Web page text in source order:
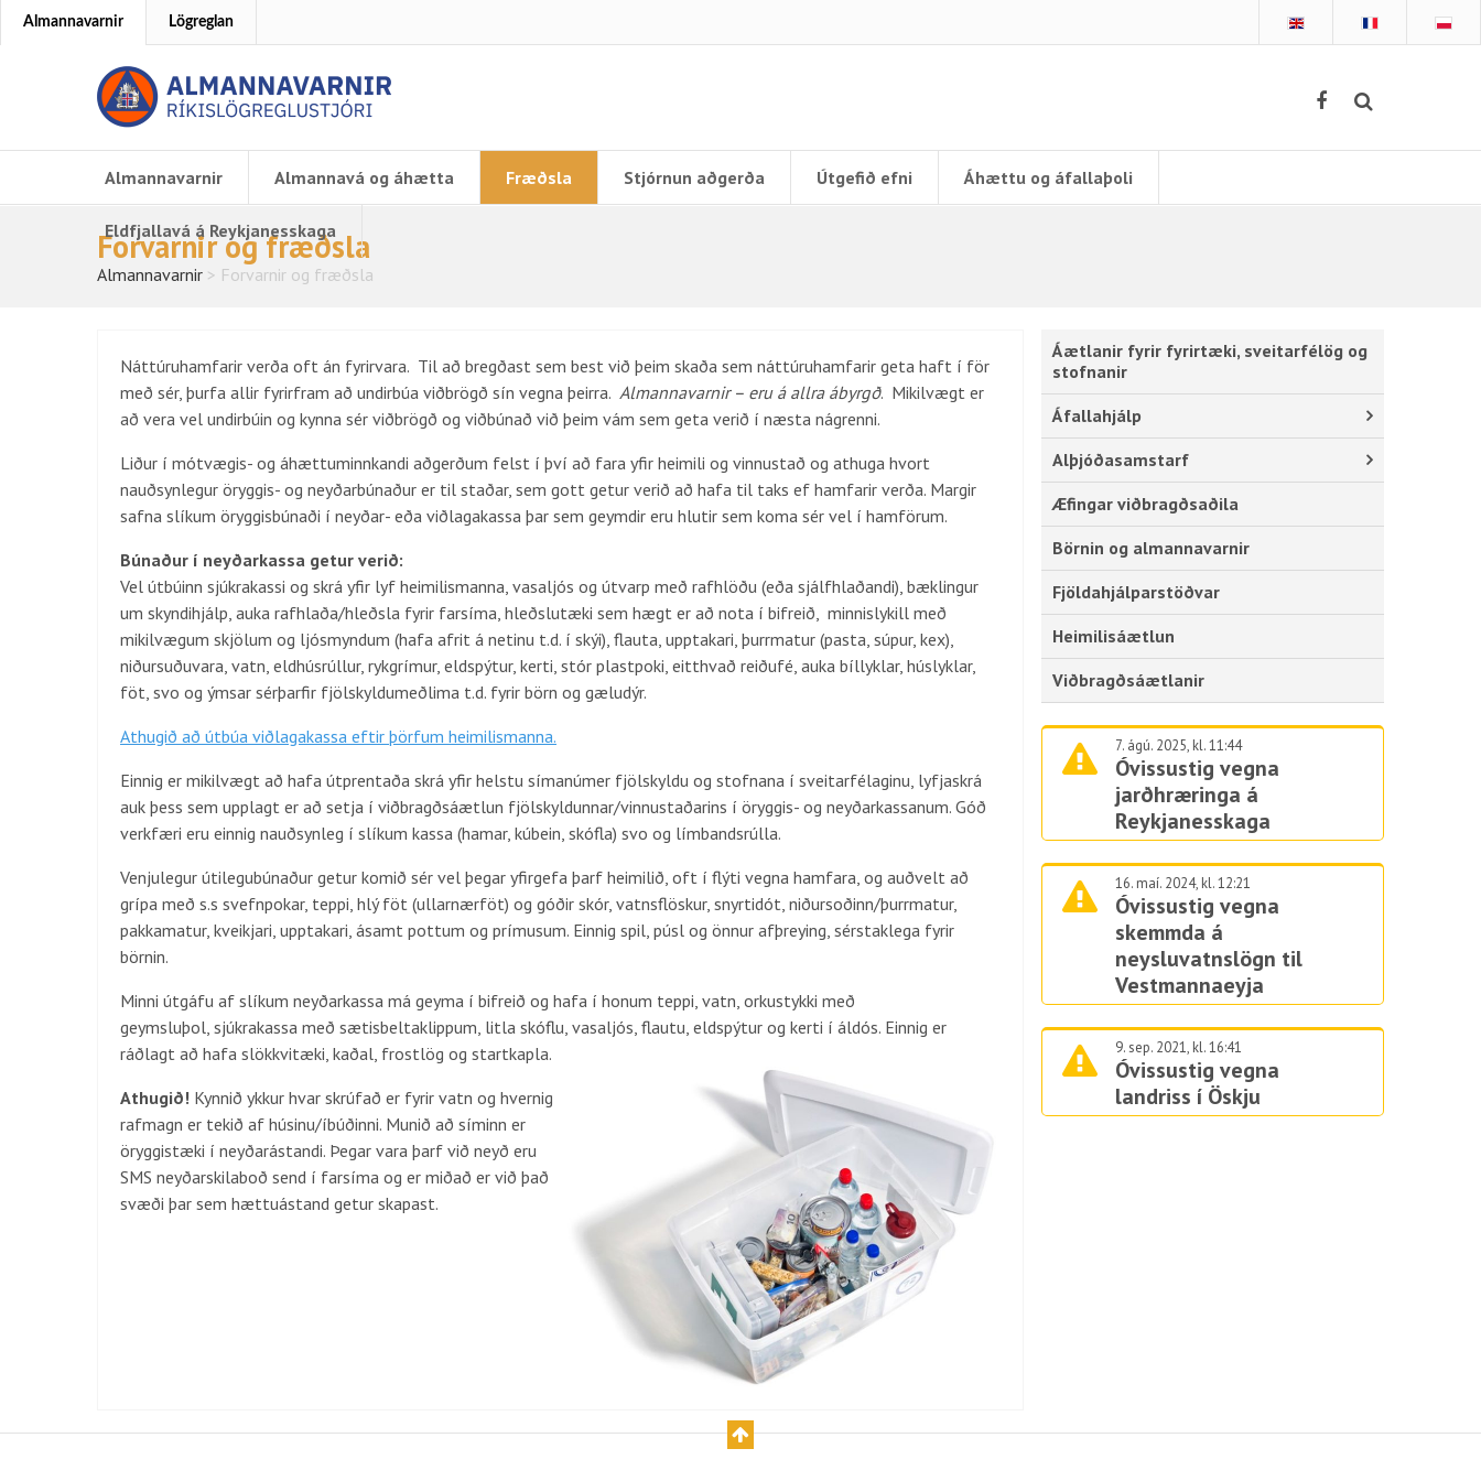
Almannavarnir Lögreglan
Almannavarnir Almannavá og áhætta Fræðsla Stjórnun aðgerða Útgefið efni Áhættu og áfallaþoli
Eldfjallavá á Reykjanesskaga
Forvarnir og fræðsla
Almannavarnir > Forvarnir og fræðsla
Náttúruhamfarir verða oft án fyrirvara. Til að bregðast sem best við þeim skaða sem náttúruhamfarir geta haft í för
með sér, þurfa allir fyrirfram að undirbúa viðbrögð sín vegna þeirra. Almannavarnir – eru á allra ábyrgð. Mikilvægt er
að vera vel undirbúin og kynna sér viðbrögð og viðbúnað við þeim vám sem geta verið í næsta nágrenni.
Liður í mótvægis- og áhættuminnkandi aðgerðum felst í því að fara yfir heimili og vinnustað og athuga hvort
nauðsynlegur öryggis- og neyðarbúnaður er til staðar, sem gott getur verið að hafa til taks ef hamfarir verða. Margir
safna slíkum öryggisbúnaði í neyðar- eða viðlagakassa þar sem geymdir eru hlutir sem koma sér vel í hamförum.
Búnaður í neyðarkassa getur verið:
Vel útbúinn sjúkrakassi og skrá yfir lyf heimilismanna, vasaljós og útvarp með rafhlöðu (eða sjálfhlaðandi), bæklingur
um skyndihjálp, auka rafhlaða/hleðsla fyrir farsíma, hleðslutæki sem hægt er að nota í bifreið, minnislykill með
mikilvægum skjölum og ljósmyndum (hafa afrit á netinu t.d. í skýi), flauta, upptakari, þurrmatur (pasta, súpur, kex),
niðursuðuvara, vatn, eldhúsrúllur, rykgrímur, eldspýtur, kerti, stór plastpoki, eitthvað reiðufé, auka bíllyklar, húslyklar,
föt, svo og ýmsar sérþarfir fjölskyldumeðlima t.d. fyrir börn og gæludýr.
Athugið að útbúa viðlagakassa eftir þörfum heimilismanna.
Einnig er mikilvægt að hafa útprentaða skrá yfir helstu símanúmer fjölskyldu og stofnana í sveitarfélaginu, lyfjaskrá
auk þess sem upplagt er að setja í viðbragðsáætlun fjölskyldunnar/vinnustaðarins í öryggis- og neyðarkassanum. Góð
verkfæri eru einnig nauðsynleg í slíkum kassa (hamar, kúbein, skófla) svo og límbandsrúlla.
Venjulegur útilegubúnaður getur komið sér vel þegar yfirgefa þarf heimilið, oft í flýti vegna hamfara, og auðvelt að
grípa með s.s svefnpokar, teppi, hlý föt (ullarnærföt) og góðir skór, vatnsflöskur, snyrtidót, niðursoðinn/þurrmatur,
pakkamatur, kveikjari, upptakari, ásamt pottum og prímusum. Einnig spil, púsl og önnur afþreying, sérstaklega fyrir
börnin.
Minni útgáfu af slíkum neyðarkassa má geyma í bifreið og hafa í honum teppi, vatn, orkustykki með
geymsluþol, sjúkrakassa með sætisbeltaklippum, litla skóflu, vasaljós, flautu, eldspýtur og kerti í áldós. Einnig er
ráðlagt að hafa slökkvitæki, kaðal, frostlög og startkapla.
Athugið! Kynnið ykkur hvar skrúfað er fyrir vatn og hvernig
rafmagn er tekið af húsinu/íbúðinni. Munið að síminn er
öryggistæki í neyðarástandi. Þegar vara þarf við neyð eru
SMS neyðarskilaboð send í farsíma og er miðað er við það
svæði þar sem hættuástand getur skapast.
Áætlanir fyrir fyrirtæki, sveitarfélög og
stofnanir
Áfallahjálp
Alþjóðasamstarf
Æfingar viðbragðsaðila
Börnin og almannavarnir
Fjöldahjálparstöðvar
Heimilisáætlun
Viðbragðsáætlanir
7. ágú. 2025, kl. 11:44
Óvissustig vegna
jarðhræringa á
Reykjanesskaga
16. maí. 2024, kl. 12:21
Óvissustig vegna
skemmda á
neysluvatnslögn til
Vestmannaeyja
9. sep. 2021, kl. 16:41
Óvissustig vegna
landriss í Öskju